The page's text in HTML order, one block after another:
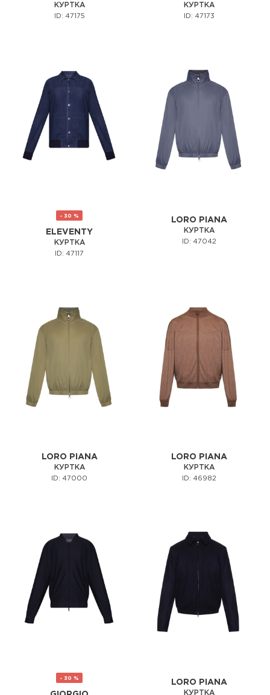
КУРТКА
ID: 47175
КУРТКА
ID: 47173
- 30 %
ELEVENTY
КУРТКА
ID: 47117
LORO PIANA
КУРТКА
ID: 47042
LORO PIANA
КУРТКА
ID: 47000
LORO PIANA
КУРТКА
ID: 46982
- 30 %
LORO PIANA
КУРТКА